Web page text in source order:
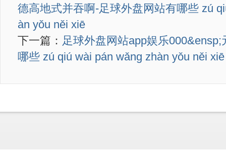
德高地式并吞啊-足球外盘网站有哪些 zú
àn yǒu něi xiē
下一篇： 足球外盘网站app娱乐
哪些 zú qiú wài pán wǎng zhàn yǒu něi xiē